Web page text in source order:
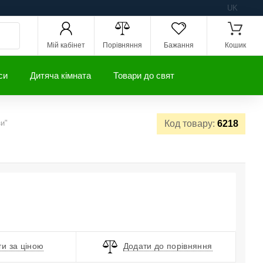
UK
Мій кабінет Порівняння Бажання Кошик
Дитяча кімната Товари до свят
Код товару: 6218
за ціною Додати до порівняння